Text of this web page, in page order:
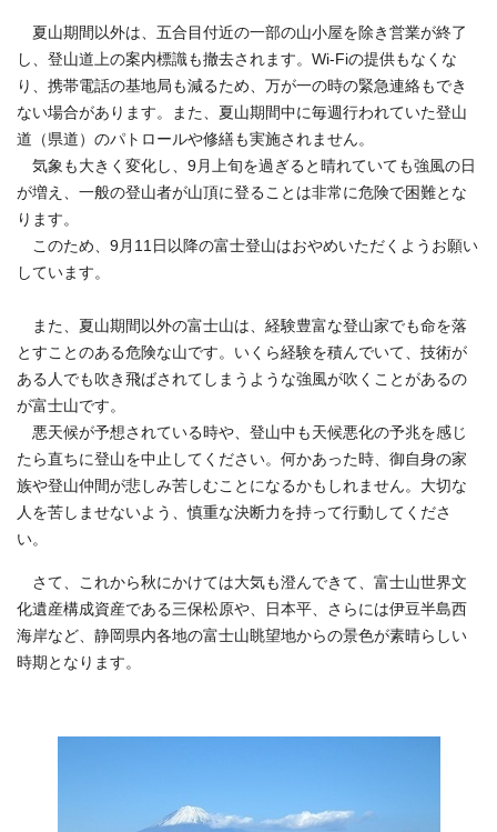
夏山期間以外は、五合目付近の一部の山小屋を除き営業が終了
し、登山道上の案内標識も撤去されます。Wi-Fiの提供もなくな
り、携帯電話の基地局も減るため、万が一の時の緊急連絡もでき
ない場合があります。また、夏山期間中に毎週行われていた登山
道（県道）のパトロールや修繕も実施されません。
気象も大きく変化し、9月上旬を過ぎると晴れていても強風の日
が増え、一般の登山者が山頂に登ることは非常に危険で困難とな
ります。
このため、9月11日以降の富士登山はおやめいただくようお願い
しています。
また、夏山期間以外の富士山は、経験豊富な登山家でも命を落
とすことのある危険な山です。いくら経験を積んでいて、技術が
ある人でも吹き飛ばされてしまうような強風が吹くことがあるの
が富士山です。
悪天候が予想されている時や、登山中も天候悪化の予兆を感じ
たら直ちに登山を中止してください。何かあった時、御自身の家
族や登山仲間が悲しみ苦しむことになるかもしれません。大切な
人を苦しませないよう、慎重な決断力を持って行動してくださ
い。
さて、これから秋にかけては大気も澄んできて、富士山世界文
化遺産構成資産である三保松原や、日本平、さらには伊豆半島西
海岸など、静岡県内各地の富士山眺望地からの景色が素晴らしい
時期となります。